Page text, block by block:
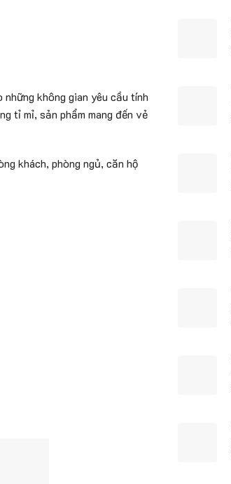
không gian yêu cầu tính
tỉ mỉ, sản phẩm mang đến vẻ
khách, phòng ngủ, căn hộ